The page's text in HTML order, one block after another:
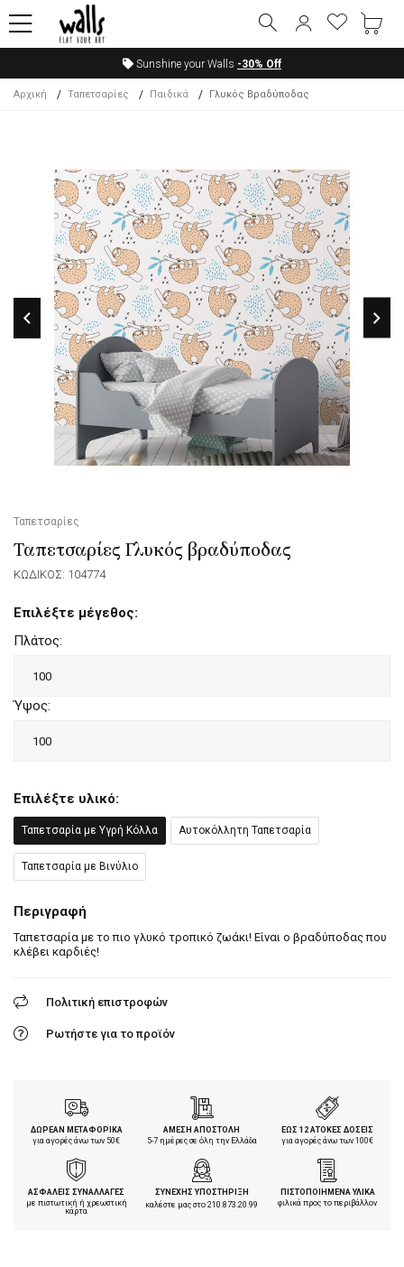
Sunshine your Walls -30% Off
Αρχική Ταπετσαρίες Παιδικά Γλυκός Βραδύποδας
Ταπετσαρίες
Ταπετσαρίες Γλυκός βραδύποδας
ΚΩΔΙΚΟΣ: 104774
Επιλέξτε μέγεθος:
Πλάτος:
Ύψος:
Επιλέξτε υλικό:
Ταπετσαρία με Υγρή Κόλλα Αυτοκόλλητη Ταπετσαρία
Ταπετσαρία με Βινύλιο
Περιγραφή
Ταπετσαρία με το πιο γλυκό τροπικό ζωάκι! Είναι ο βραδύποδας που
κλέβει καρδιές!
Πολιτική επιστροφών
Ρωτήστε για το προϊόν
ΔΩΡΕΑΝ ΜΕΤΑΦΟΡΙΚΑ
για αγορές άνω των 50€
ΑΜΕΣΗ ΑΠΟΣΤΟΛΗ
5-7 ημέρες σε όλη την Ελλάδα
ΕΩΣ 12 ΑΤΟΚΕΣ ΔΟΣΕΙΣ
για αγορές άνω των 100€
ΑΣΦΑΛΕΙΣ ΣΥΝΑΛΛΑΓΕΣ
με πιστωτική ή χρεωστική
κάρτα
ΣΥΝΕΧΗΣ ΥΠΟΣΤΗΡΙΞΗ
καλέστε μας στο210.873.20.99
ΠΙΣΤΟΠΟΙΗΜΕΝΑ ΥΛΙΚΑ
φιλικά προς το περιβάλλον